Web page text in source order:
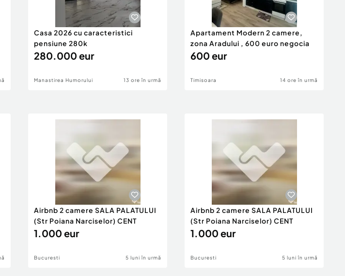
Casa 2026 cu caracteristici
pensiune 280k
280.000 eur
Manastirea Humorului 13 ore în urmă
Apartament Modern 2 camere,
zona Aradului , 600 euro negocia
600 eur
Timisoara 14 ore în urmă
Airbnb 2 camere SALA PALATULUI
(Str Poiana Narciselor) CENT
1.000 eur
Bucuresti 5 luni în urmă
Airbnb 2 camere SALA PALATULUI
(Str Poiana Narciselor) CENT
1.000 eur
Bucuresti 5 luni în urmă